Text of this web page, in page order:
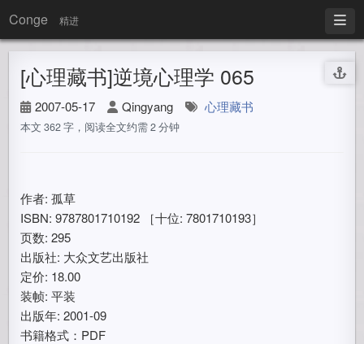
Conge 精进
[心理藏书]逆境心理学 065
2007-05-17 Qingyang 心理藏书
本文 362 字，阅读全文约需 2 分钟
作者: 孤草
ISBN: 9787801710192 ［十位: 7801710193］
页数: 295
出版社: 大众文艺出版社
定价: 18.00
装帧: 平装
出版年: 2001-09
书籍格式：PDF